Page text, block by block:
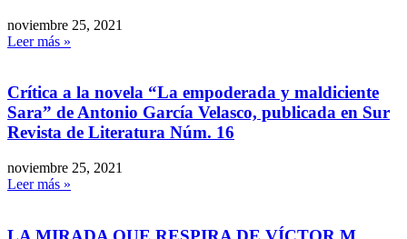
noviembre 25, 2021
Leer más »
Crítica a la novela “La empoderada y maldiciente
Sara” de Antonio García Velasco, publicada en Sur
Revista de Literatura Núm. 16
noviembre 25, 2021
Leer más »